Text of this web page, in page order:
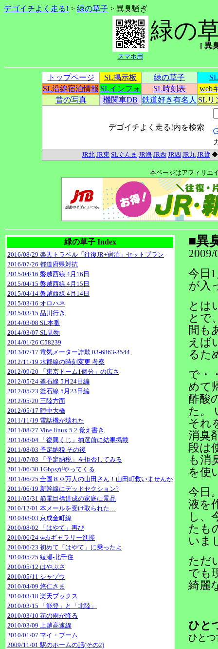
デゴイチよく走る! > 緑の草子 > 異臭騒ぎ
スマホ用
緑の
[ 異
トップページ SL掲示板 緑の草子
SL沿線宿泊情報 SLインフォ SL時刻表
web
昔の写真
機関車DB 鉄道好き有名人 SLリ
デゴイチよく走る!内を検索
JR北 JR東 SLぐんま JR海 JR西 JR四 JR九 JR貨
本ページはアフィリエ
緑の草子 Index
2016/08/29 楽天トラベル「往復JR+宿泊」セットプラン
2016/07/26 都道府県対抗
2015/04/16 磐越西線 4月16日
2015/04/15 磐越西線 4月15日
2015/04/14 磐越西線 4月14日
2015/03/16 オロハネ
2015/03/15 品川行き
2014/03/08 SL本番
2014/03/07 SL見物
2014/01/26 C58239
2013/07/17 電気メーター詐欺 03-6863-3544
2012/11/19 水郡線の時刻変更 考察
2012/09/20 「東京ドーム1個分」の広さ
2012/05/24 釜石線 5月24日編
2012/05/23 釜石線 5月23日編
2012/05/20 三陸方面
2012/05/17 陸中大橋
2011/11/19 電話機が壊れた
2011/08/27 Vine linux 5.2 覚え書き
2011/08/04 「復興くじ」抽選前に結果掲載
2011/08/03 予定納税 その後
2011/07/03 「予定納税」を拒否してみる
2011/06/30 1Gbpsがやってくる
2011/06/25 全国８０万人の山田さん！山田町救いませんか
2011/06/19 新幹線にデッドセクション?
2011/05/31 節電目標達成の家庭に景品
2010/12/01 本メールを受け取られた…
2010/08/03 京成金町線
2010/08/02 「はやて」再び
2010/06/24 webギャラリー進捗
2010/06/23 初めて「はやて」に乗ったよ
2010/05/25 綾瀬-北千住
2010/05/12 はやぶさ
2010/05/11 シャゾウ
2010/04/09 悠仁さま
2010/03/18 楽天ブックス
2010/03/15 「能登」と「北陸」
2010/03/10 花の雨が降る
2010/03/09 上越高速線
2010/01/07 マイ・ブーム
2009/11/01 駅のホームの話(その2)
■異
2009/
今日
が入
とは
とで
間も
えば
るた
で・
めて
酢酸
た。
それ
消臭
段は
も消
を使
今日
液を
し、
たも
いま
ただ
でも
綺麗
ひと
ひと